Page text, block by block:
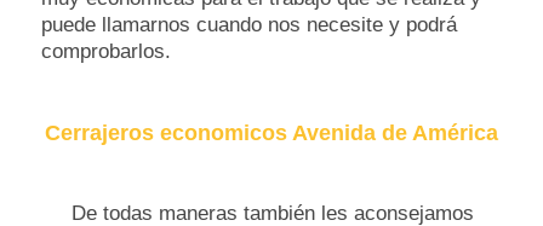
puede llamarnos cuando nos necesite y podrá
comprobarlos.
Cerrajeros economicos Avenida de América
De todas maneras también les aconsejamos